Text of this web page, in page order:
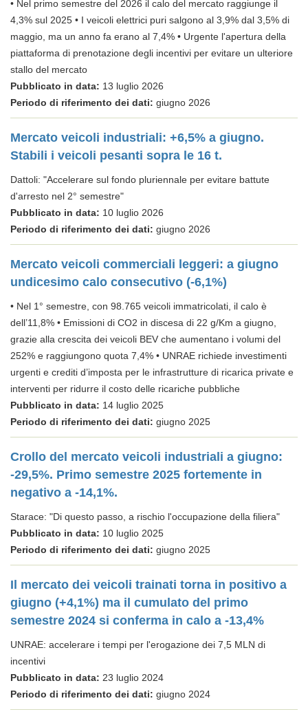
• Nel primo semestre del 2026 il calo del mercato raggiunge il
4,3% sul 2025 • I veicoli elettrici puri salgono al 3,9% dal 3,5% di
maggio, ma un anno fa erano al 7,4% • Urgente l'apertura della
piattaforma di prenotazione degli incentivi per evitare un ulteriore
stallo del mercato
Pubblicato in data: 13 luglio 2026
Periodo di riferimento dei dati: giugno 2026
Mercato veicoli industriali: +6,5% a giugno.
Stabili i veicoli pesanti sopra le 16 t.
Dattoli: "Accelerare sul fondo pluriennale per evitare battute
d'arresto nel 2° semestre"
Pubblicato in data: 10 luglio 2026
Periodo di riferimento dei dati: giugno 2026
Mercato veicoli commerciali leggeri: a giugno
undicesimo calo consecutivo (-6,1%)
• Nel 1° semestre, con 98.765 veicoli immatricolati, il calo è
dell’11,8% • Emissioni di CO2 in discesa di 22 g/Km a giugno,
grazie alla crescita dei veicoli BEV che aumentano i volumi del
252% e raggiungono quota 7,4% • UNRAE richiede investimenti
urgenti e crediti d’imposta per le infrastrutture di ricarica private e
interventi per ridurre il costo delle ricariche pubbliche
Pubblicato in data: 14 luglio 2025
Periodo di riferimento dei dati: giugno 2025
Crollo del mercato veicoli industriali a giugno:
-29,5%. Primo semestre 2025 fortemente in
negativo a -14,1%.
Starace: "Di questo passo, a rischio l'occupazione della filiera"
Pubblicato in data: 10 luglio 2025
Periodo di riferimento dei dati: giugno 2025
Il mercato dei veicoli trainati torna in positivo a
giugno (+4,1%) ma il cumulato del primo
semestre 2024 si conferma in calo a -13,4%
UNRAE: accelerare i tempi per l'erogazione dei 7,5 MLN di
incentivi
Pubblicato in data: 23 luglio 2024
Periodo di riferimento dei dati: giugno 2024